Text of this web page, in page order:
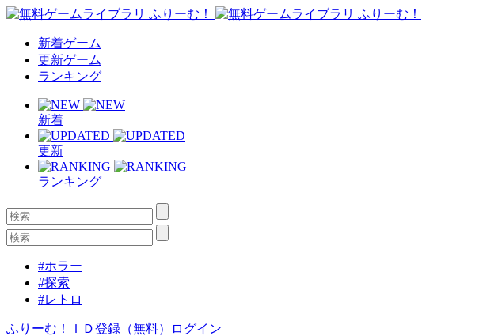
新着ゲーム
更新ゲーム
ランキング
新着
更新
ランキング
#ホラー
#探索
#レトロ
ふりーむ！ＩＤ登録（無料） ログイン